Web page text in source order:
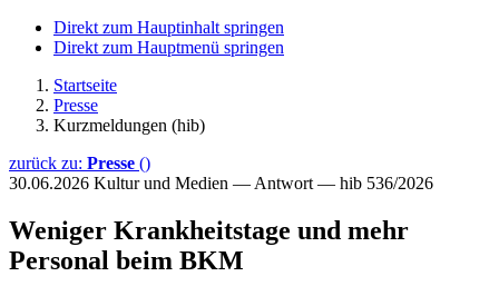
Direkt zum Hauptinhalt springen
Direkt zum Hauptmenü springen
Startseite
Presse
Kurzmeldungen (hib)
zurück zu: Presse ()
30.06.2026 Kultur und Medien — Antwort — hib 536/2026
Weniger Krankheitstage und mehr
Personal beim BKM